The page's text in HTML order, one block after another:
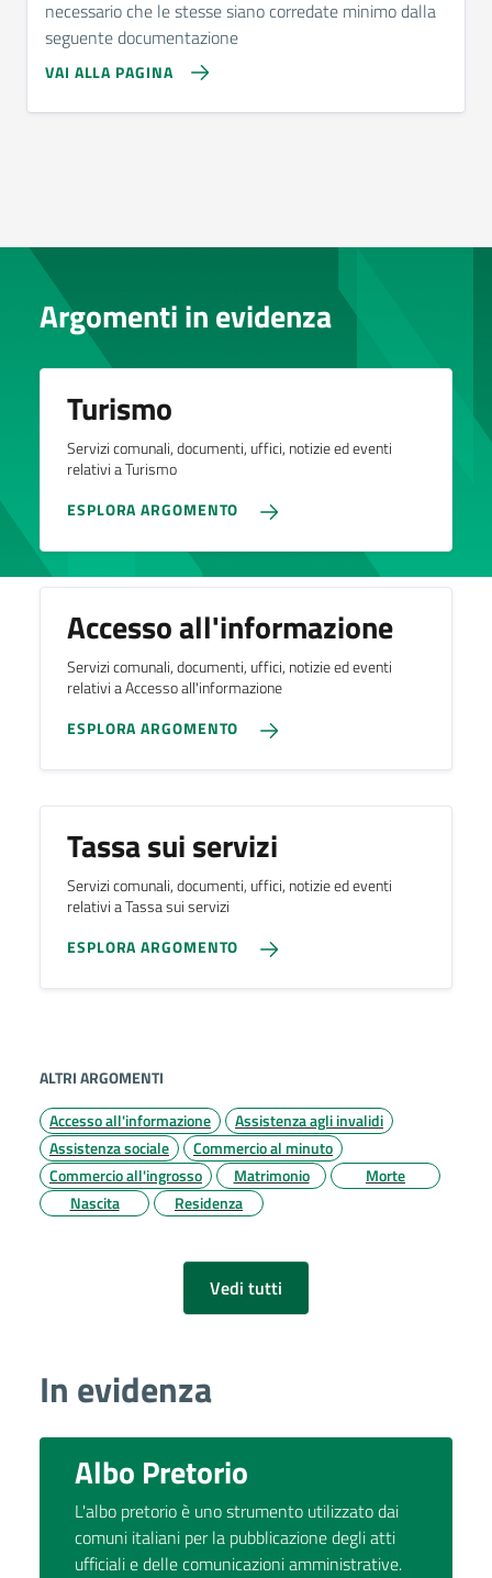
necessario che le stesse siano corredate minimo dalla
seguente documentazione
VAI ALLA PAGINA
Argomenti in evidenza
Turismo
Servizi comunali, documenti, uffici, notizie ed eventi
relativi a Turismo
ESPLORA ARGOMENTO
Accesso all'informazione
Servizi comunali, documenti, uffici, notizie ed eventi
relativi a Accesso all'informazione
ESPLORA ARGOMENTO
Tassa sui servizi
Servizi comunali, documenti, uffici, notizie ed eventi
relativi a Tassa sui servizi
ESPLORA ARGOMENTO
ALTRI ARGOMENTI
Accesso all'informazione
Assistenza agli invalidi
Assistenza sociale
Commercio al minuto
Commercio all'ingrosso
Matrimonio
Morte
Nascita
Residenza
Vedi tutti
In evidenza
Albo Pretorio
L'albo pretorio è uno strumento utilizzato dai
comuni italiani per la pubblicazione degli atti
ufficiali e delle comunicazioni amministrative.